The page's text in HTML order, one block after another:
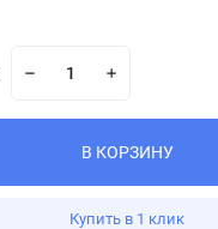
В КОРЗИНУ
Купить в 1 клик